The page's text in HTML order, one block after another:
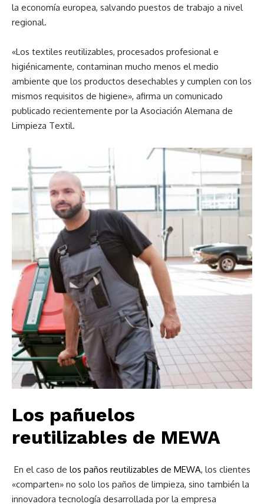
la economía europea, salvando puestos de trabajo a nivel
regional.
«Los textiles reutilizables, procesados profesional e
higiénicamente, contaminan mucho menos el medio
ambiente que los productos desechables y cumplen con los
mismos requisitos de higiene», afirma un comunicado
publicado recientemente por la Asociación Alemana de
Limpieza Textil.
Los pañuelos
reutilizables de MEWA
En el caso de los paños reutilizables de MEWA, los clientes
«comparten» no solo los paños de limpieza, sino también la
innovadora tecnología desarrollada por la empresa